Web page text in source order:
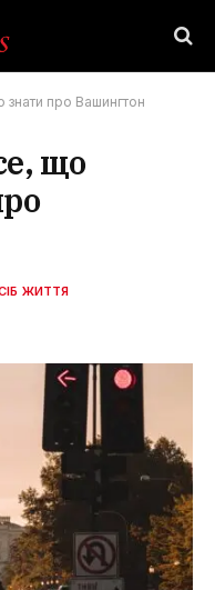
знати про Вашингтон
що
ЖИТТЯ